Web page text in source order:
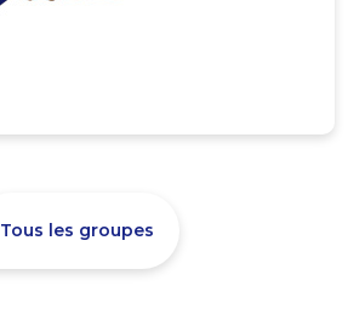
Tous les groupes